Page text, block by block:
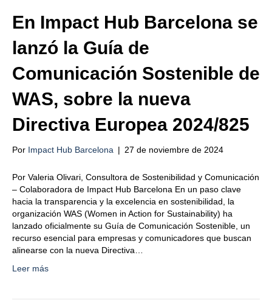
En Impact Hub Barcelona se
lanzó la Guía de
Comunicación Sostenible de
WAS, sobre la nueva
Directiva Europea 2024/825
Por Impact Hub Barcelona | 27 de noviembre de 2024
Por Valeria Olivari, Consultora de Sostenibilidad y Comunicación
– Colaboradora de Impact Hub Barcelona En un paso clave
hacia la transparencia y la excelencia en sostenibilidad, la
organización WAS (Women in Action for Sustainability) ha
lanzado oficialmente su Guía de Comunicación Sostenible, un
recurso esencial para empresas y comunicadores que buscan
alinearse con la nueva Directiva…
Leer más